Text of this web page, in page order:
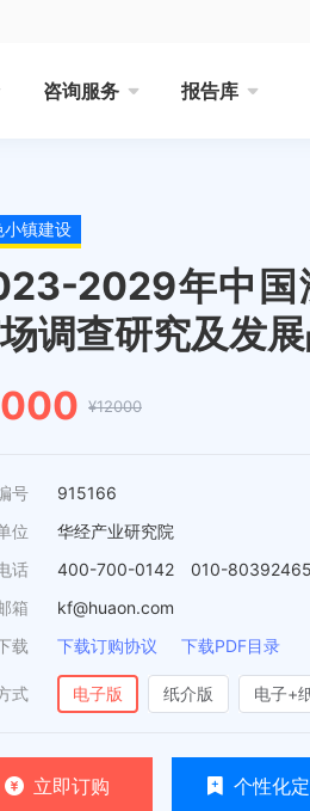
咨询服务 报告库
小镇建设
2029年中国
调查研究及发
¥12000
号
915166
位
华经产业研究院
话
400-700-0142 010-80392465
箱
kf@huaon.com
载
下载订购协议 下载PDF目录
式 电子版 纸介版 电子+
立即订购 个性化